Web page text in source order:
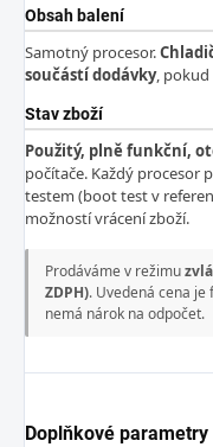
Obsah balení
Samotný procesor.
součástí dodávky, pokud
Stav zboží
Použitý, plně funkční,
počítače. Každý procesor
testem (boot test v
možností vrácení zboží.
Prodáváme v režimu
ZDPH). Uvedená cena
nemá nárok na odpočet.
Doplňkové parametry